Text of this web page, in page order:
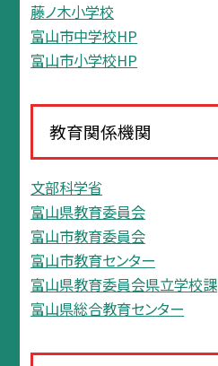
藤ノ木小学校
富山市中学校HP
富山市小学校HP
教育関係機関
文部科学省
富山県教育委員会
富山市教育委員会
富山市教育センター
富山県教育委員会県立学校課
富山県総合教育センター